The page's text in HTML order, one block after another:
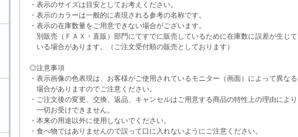
・表示のサイズは目安としてお考えください。
・表示のカラーは一般的に表現される参考の名称です。
・表示の在庫数量をご用意できない場合がございます。
別販売（ＦＡＸ・直販）部門にてすでに販売しているために在庫数に誤差が生じて
いる場合があります。（ご注文受付順の販売としております）
◎注意事項
・表示画像の色表現は、お客様がご使用されているモニター（画面）によって異なる
場合がありますのでご注意ください。
・ご注文後の変更、交換、返品、キャンセルはご用意する商品の特性上の理由により
一切お受けできません。
・本来の用途以外に使用しないでください。
・食べ物ではありませんので誤って口に入れないようにご注意ください。